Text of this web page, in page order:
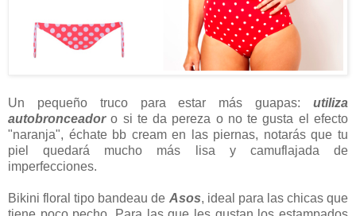
Un pequeño truco para estar más guapas: utiliza
autobronceadoro si te da pereza o no te gusta el efecto
"naranja", échate bb cream en las piernas, notarás que tu
piel quedará mucho más lisa y camuflajada de
imperfecciones.
Bikini floral tipo bandeau de Asos, ideal para las chicas que